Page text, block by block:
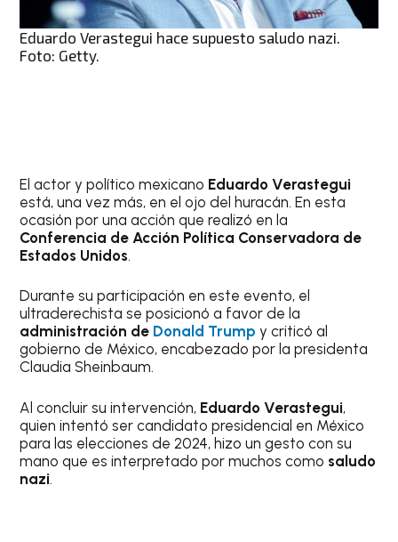
Eduardo Verastegui hace supuesto saludo nazi.
Foto: Getty.
El actor y político mexicano Eduardo Verastegui
está, una vez más, en el ojo del huracán. En esta
ocasión por una acción que realizó en la
Conferencia de Acción Política Conservadora de
Estados Unidos.
Durante su participación en este evento, el
ultraderechista se posicionó a favor de la
administración de Donald Trump y criticó al
gobierno de México, encabezado por la presidenta
Claudia Sheinbaum.
Al concluir su intervención, Eduardo Verastegui,
quien intentó ser candidato presidencial en México
para las elecciones de 2024, hizo un gesto con su
mano que es interpretado por muchos como saludo
nazi.